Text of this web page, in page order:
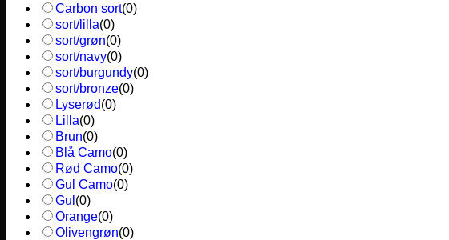
Carbon sort(0)
sort/lilla(0)
sort/grøn(0)
sort/navy(0)
sort/burgundy(0)
sort/bronze(0)
Lyserød(0)
Lilla(0)
Brun(0)
Blå Camo(0)
Rød Camo(0)
Gul Camo(0)
Gul (0)
Orange(0)
Olivengrøn(0)